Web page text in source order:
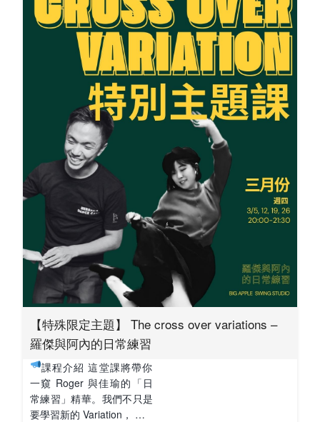
【特殊限定主題】 The cross over variations –
羅傑與阿內的日常練習
課程介紹 這堂課將帶你
一窺 Roger 與佳瑜的「日
常練習」精華。我們不只是
要學習新的 Variation， …